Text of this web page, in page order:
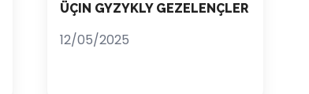
ÜÇIN GYZYKLY GEZELENÇLER
12/05/2025